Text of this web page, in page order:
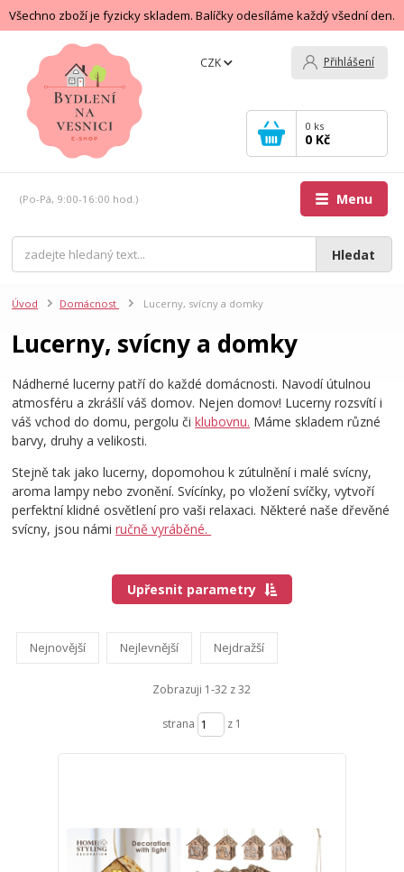
Všechno zboží je fyzicky skladem. Balíčky odesíláme každý všední den.
Menu
Hledat
CZK Přihlášení
0 ks
0 Kč
(Po-Pá, 9:00-16:00 hod.)
Úvod Domácnost Lucerny, svícny a domky
Lucerny, svícny a domky
Nádherné lucerny patří do každé domácnosti. Navodí útulnou
atmosféru a zkrášlí váš domov. Nejen domov! Lucerny rozsvítí i
váš vchod do domu, pergolu čiklubovnu. Máme skladem různé
barvy, druhy a velikosti.
Stejně tak jako lucerny, dopomohou k zútulnění i malé svícny,
aroma lampy nebo zvonění. Svícínky, po vložení svíčky, vytvoří
perfektní klidné osvětlení pro vaši relaxaci. Některé naše dřevěné
svícny, jsou námiručně vyráběné.
Upřesnit parametry
Nejnovější Nejlevnější Nejdražší
Zobrazuji 1-32 z 32
strana z 1